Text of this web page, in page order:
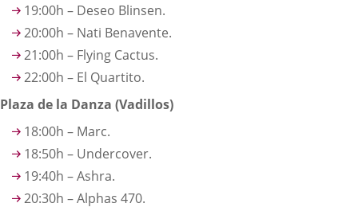
19:00h – Deseo Blinsen.
20:00h – Nati Benavente.
21:00h – Flying Cactus.
22:00h – El Quartito.
Plaza de la Danza (Vadillos)
18:00h – Marc.
18:50h – Undercover.
19:40h – Ashra.
20:30h – Alphas 470.